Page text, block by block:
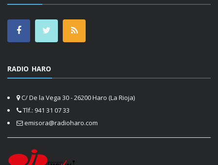
RADIO HARO
C/ De la Vega 30 - 26200 Haro (La Rioja)
Tlf.: 941 31 07 33
emisora@radioharo.com